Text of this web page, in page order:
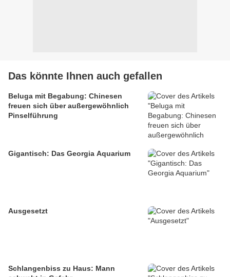
Das könnte Ihnen auch gefallen
Beluga mit Begabung: Chinesen
freuen sich über außergewöhnlich
Pinselführung
Gigantisch: Das Georgia Aquarium
Ausgesetzt
Schlangenbiss zu Haus: Mann